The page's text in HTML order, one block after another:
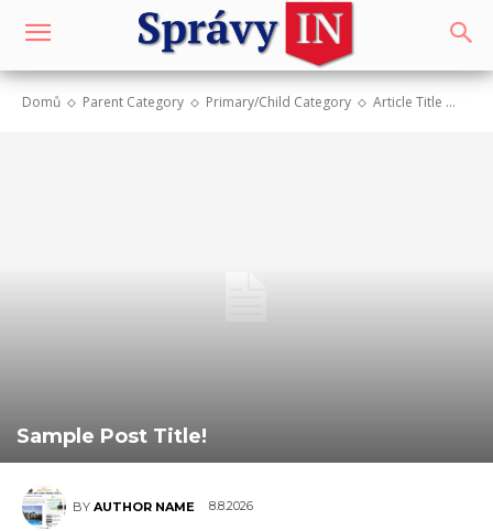
Domů Parent Category Primary/Child Category Article Title ...
Sample Post Title!
BY AUTHOR NAME 8.8.2026